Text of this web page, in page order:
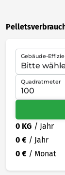
Gebäude-
Quadratmeter
0 KG / Jahr
0 € / Jahr
0 € / Monat